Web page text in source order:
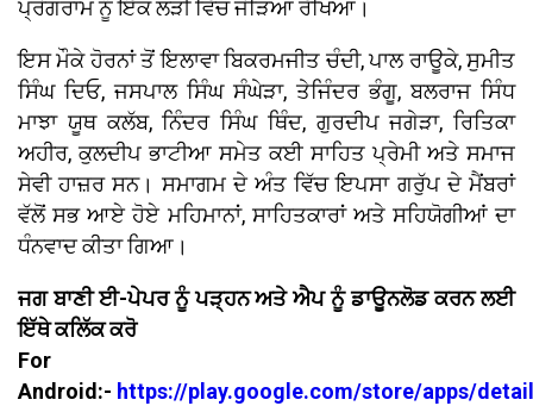
ਪ੍ਰੋਗਰਾਮ ਨੂੰ ਇੱਕ ਲੜੀ ਵਿੱਚ ਜੋੜਿਆ ਰੱਖਿਆ।
ਇਸ ਮੌਕੇ ਹੋਰਨਾਂ ਤੋਂ ਇਲਾਵਾ ਬਿਕਰਮਜੀਤ ਚੰਦੀ, ਪਾਲ ਰਾਊਕੇ, ਸੁਮੀਤ
ਸਿੰਘ ਦਿਓ, ਜਸਪਾਲ ਸਿੰਘ ਸੰਘੇੜਾ, ਤੇਜਿੰਦਰ ਭੰਗੂ, ਬਲਰਾਜ ਸਿੰਧ
ਮਾਝਾ ਯੂਥ ਕਲੱਬ, ਨਿੰਦਰ ਸਿੰਘ ਥਿੰਦ, ਗੁਰਦੀਪ ਜਗੇੜਾ, ਰਿਤਿਕਾ
ਅਹੀਰ, ਕੁਲਦੀਪ ਭਾਟੀਆ ਸਮੇਤ ਕਈ ਸਾਹਿਤ ਪ੍ਰੇਮੀ ਅਤੇ ਸਮਾਜ
ਸੇਵੀ ਹਾਜ਼ਰ ਸਨ। ਸਮਾਗਮ ਦੇ ਅੰਤ ਵਿੱਚ ਇਪਸਾ ਗਰੁੱਪ ਦੇ ਮੈਂਬਰਾਂ
ਵੱਲੋਂ ਸਭ ਆਏ ਹੋਏ ਮਹਿਮਾਨਾਂ, ਸਾਹਿਤਕਾਰਾਂ ਅਤੇ ਸਹਿਯੋਗੀਆਂ ਦਾ
ਧੰਨਵਾਦ ਕੀਤਾ ਗਿਆ।
ਜਗ ਬਾਣੀ ਈ-ਪੇਪਰ ਨੂੰ ਪੜ੍ਹਨ ਅਤੇ ਐਪ ਨੂੰ ਡਾਊਨਲੋਡ ਕਰਨ ਲਈ
ਇੱਥੇ ਕਲਿੱਕ ਕਰੋ
For
Android:- https://play.google.com/store/apps/